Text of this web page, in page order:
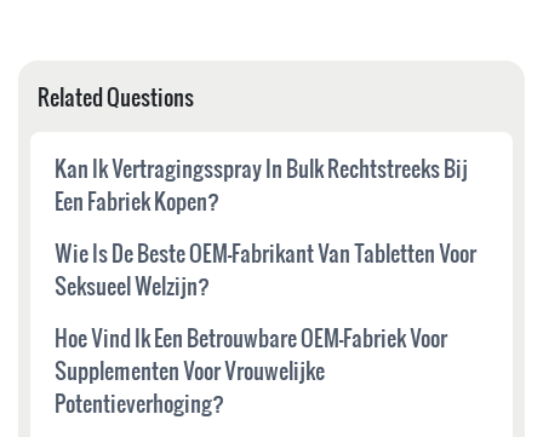
Related Questions
Kan Ik Vertragingsspray In Bulk Rechtstreeks Bij
Een Fabriek Kopen?
Wie Is De Beste OEM-Fabrikant Van Tabletten Voor
Seksueel Welzijn?
Hoe Vind Ik Een Betrouwbare OEM-Fabriek Voor
Supplementen Voor Vrouwelijke
Potentieverhoging?